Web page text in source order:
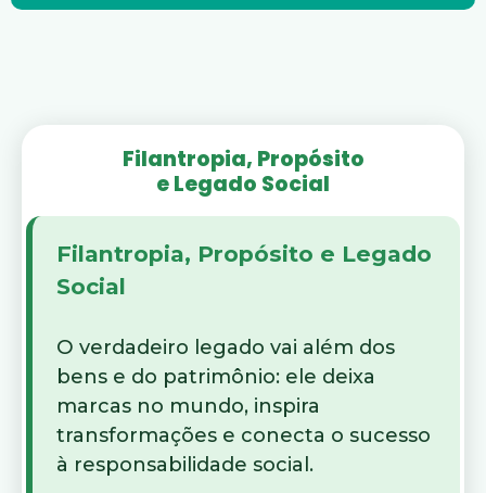
Filantropia, Propósito
e Legado Social
Filantropia, Propósito e Legado
Social
O verdadeiro legado vai além dos
bens e do patrimônio: ele deixa
marcas no mundo, inspira
transformações e conecta o sucesso
à responsabilidade social.